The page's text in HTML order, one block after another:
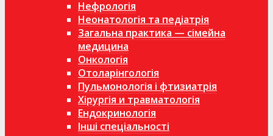
Нефрологія
Неонатологія та педіатрія
Загальна практика — сімейна
медицина
Онкологія
Отоларінгологія
Пульмонологія і фтизиатрія
Хірургія и травматологія
Ендокринологія
Інші спеціальності